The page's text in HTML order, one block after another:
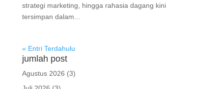
strategi marketing, hingga rahasia dagang kini
tersimpan dalam...
« Entri Terdahulu
jumlah post
Agustus 2026 (3)